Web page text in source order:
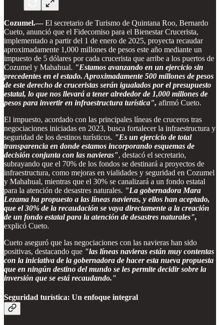
Cozumel.—El secretario de Turismo de Quintana Roo, Bernardo
Cueto, anunció que el Fidecomiso para el Bienestar Crucerista,
implementado a partir del 1 de enero de 2025, proyecta recaudar
aproximadamente 1,000 millones de pesos este año mediante un
impuesto de 5 dólares por cada crucerista que arribe a los puertos de
Cozumel y Mahahual. "Estamos avanzando en un ejercicio sin
precedentes en el estado. Aproximadamente 500 millones de pesos
de este derecho de cruceristas serán igualados por el presupuesto
estatal, lo que nos llevará a tener alrededor de 1,000 millones de
pesos para invertir en infraestructura turística", afirmó Cueto.
El impuesto, acordado con las principales líneas de cruceros tras
negociaciones iniciadas en 2023, busca fortalecer la infraestructura y
seguridad de los destinos turísticos. "Es un ejercicio de total
transparencia en donde estamos incorporando esquemas de
decisión conjunta con las navieras", destacó el secretario,
subrayando que el 70% de los fondos se destinará a proyectos de
infraestructura, como mejoras en vialidades y seguridad en Cozumel
y Mahahual, mientras que el 30% se canalizará a un fondo estatal
para la atención de desastres naturales. "La gobernadora Mara
Lezama ha propuesto a las líneas navieras, y ellos han aceptado,
que el 30% de la recaudación se vaya directamente a la creación
de un fondo estatal para la atención de desastres naturales",
explicó Cueto.
Cueto aseguró que las negociaciones con las navieras han sido
positivas, destacando que "las líneas navieras están muy contentas
con la iniciativa de la gobernadora de hacer esta nueva propuesta
que en ningún destino del mundo se les permite decidir sobre la
inversión que se está recaudando."
Seguridad turística: Un enfoque integral